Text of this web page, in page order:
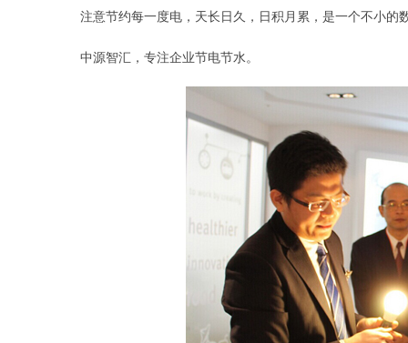
注意节约每一度电，天长日久，日积月累，是一个不小的
中源智汇，专注企业节电节水。